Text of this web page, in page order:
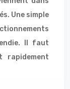
Une simple
Il faut
rapidement